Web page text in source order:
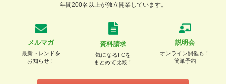
年間200名以上が独立開業しています。
メルマガ
最新トレンドを
お知らせ！
資料請求
気になるFCを
まとめて比較！
説明会
オンライン開催も！
簡単予約